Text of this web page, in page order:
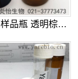
带内塞样品瓶 透明棕色螺口玻璃化学